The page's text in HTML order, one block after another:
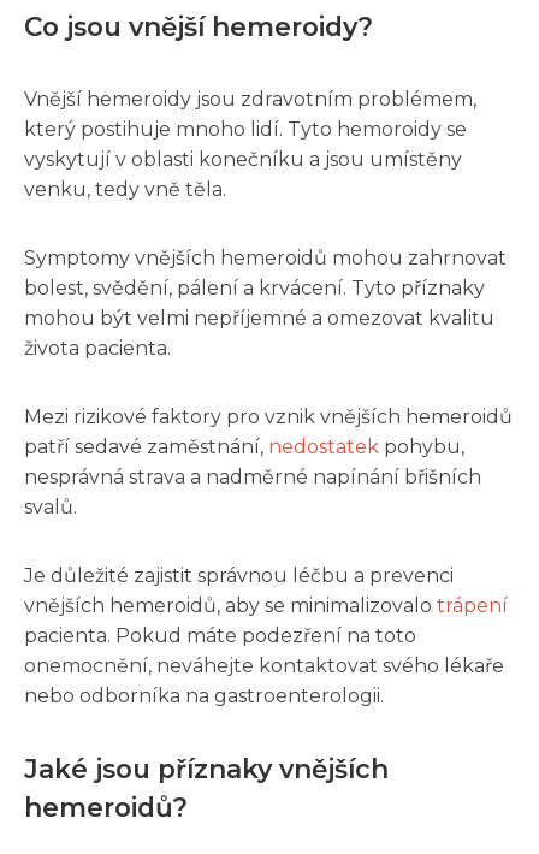
Co jsou vnější hemeroidy?
Vnější hemeroidy jsou zdravotním problémem,
který postihuje mnoho lidí. Tyto hemoroidy se
vyskytují v oblasti konečníku a jsou umístěny
venku, tedy vně těla.
Symptomy vnějších hemeroidů mohou zahrnovat
bolest, svědění, pálení a krvácení. Tyto příznaky
mohou být velmi nepříjemné a omezovat kvalitu
života pacienta.
Mezi rizikové faktory pro vznik vnějších hemeroidů
patří sedavé zaměstnání, nedostatek pohybu,
nesprávná strava a nadměrné napínání břišních
svalů.
Je důležité zajistit správnou léčbu a prevenci
vnějších hemeroidů, aby se minimalizovalo trápení
pacienta. Pokud máte podezření na toto
onemocnění, neváhejte kontaktovat svého lékaře
nebo odborníka na gastroenterologii.
Jaké jsou příznaky vnějších
hemeroidů?